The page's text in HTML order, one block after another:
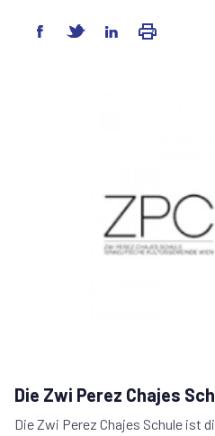
Die Zwi Perez Chajes
Die Zwi Perez Chajes Schule ist